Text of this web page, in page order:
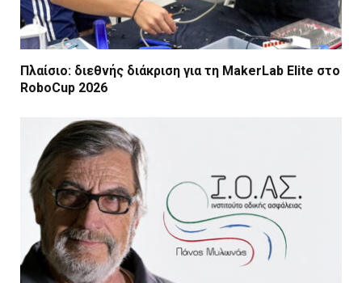
Πλαίσιο: διεθνής διάκριση για τη MakerLab Elite στο
RoboCup 2026